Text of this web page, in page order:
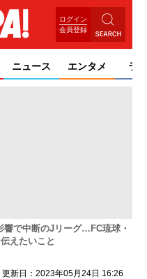
ログイン
会員登録
ニュース エンタメ ライ
響で中断のJリーグ…FC琉球・
えたいこと
更新日：2023年05月24日 16:26